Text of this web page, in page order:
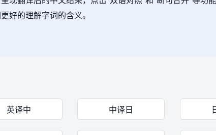
好的理解字词的含义。
英译中 中译日